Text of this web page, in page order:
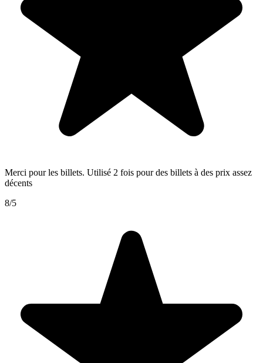
Merci pour les billets. Utilisé 2 fois pour des billets à des prix assez
décents
8/5